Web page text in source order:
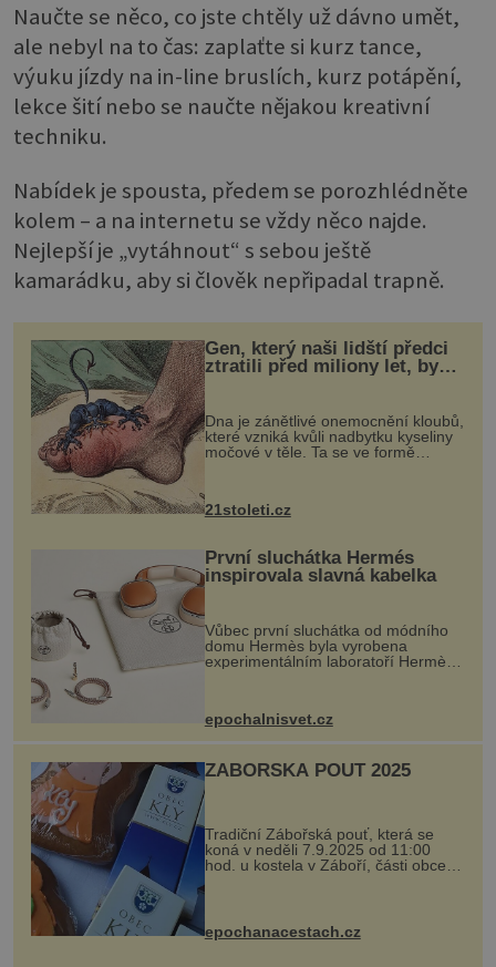
Naučte se něco, co jste chtěly už dávno umět,
ale nebyl na to čas: zaplaťte si kurz tance,
výuku jízdy na in-line bruslích, kurz potápění,
lekce šití nebo se naučte nějakou kreativní
techniku.
Nabídek je spousta, předem se porozhlédněte
kolem – a na internetu se vždy něco najde.
Nejlepší je „vytáhnout“ s sebou ještě
kamarádku, aby si člověk nepřipadal trapně.
Gen, který naši lidští předci
ztratili před miliony let, by
mohl pomoci s léčbou
„nemoci králů“
Dna je zánětlivé onemocnění kloubů,
které vzniká kvůli nadbytku kyseliny
močové v těle. Ta se ve formě
nohou, a způsobuje bole...
21stoleti.cz
První sluchátka Hermés
inspirovala slavná kabelka
Vůbec první sluchátka od módního
domu Hermès byla vyrobena
experimentálním laboratoří Hermès
kovový...
epochalnisvet.cz
ZÁBOŘSKÁ POUŤ 2025
Tradiční Zábořská pouť, která se
koná v neděli 7.9.2025 od 11:00
hod. u kostela v Záboří, části obce
Kly u Mělníka. V programu naleznete
komentovanou prohlídku kostela,
epochanacestach.cz